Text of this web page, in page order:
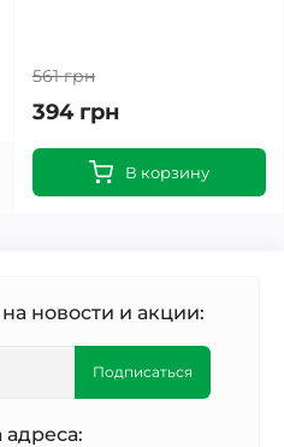
561 грн
394 грн
В корзину
новости и акции:
Подписаться